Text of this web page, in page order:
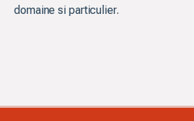
domaine si particulier.